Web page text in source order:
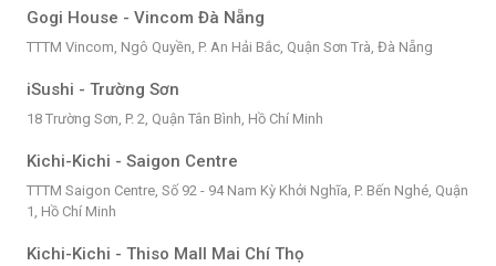
Gogi House - Vincom Đà Nẵng
TTTM Vincom, Ngô Quyền, P. An Hải Bắc, Quận Sơn Trà, Đà Nẵng
iSushi - Trường Sơn
18 Trường Sơn, P. 2, Quận Tân Bình, Hồ Chí Minh
Kichi-Kichi - Saigon Centre
TTTM Saigon Centre, Số 92 - 94 Nam Kỳ Khởi Nghĩa, P. Bến Nghé, Quận
1, Hồ Chí Minh
Kichi-Kichi - Thiso Mall Mai Chí Thọ